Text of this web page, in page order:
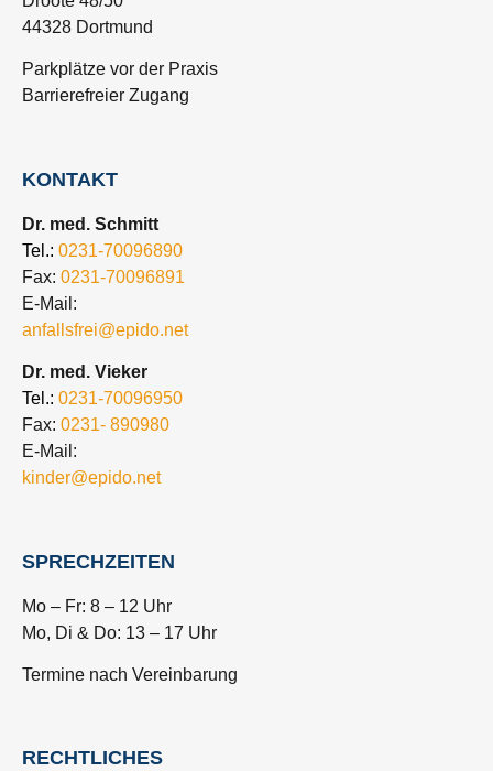
44328 Dortmund
Parkplätze vor der Praxis
Barrierefreier Zugang
KONTAKT
Dr. med. Schmitt
Tel.: 0231-70096890
Fax: 0231-70096891
E-Mail:
anfallsfrei@epido.net
Dr. med. Vieker
Tel.: 0231-70096950
Fax: 0231- 890980
E-Mail:
kinder@epido.net
SPRECHZEITEN
Mo – Fr: 8 – 12 Uhr
Mo, Di & Do: 13 – 17 Uhr
Termine nach Vereinbarung
RECHTLICHES